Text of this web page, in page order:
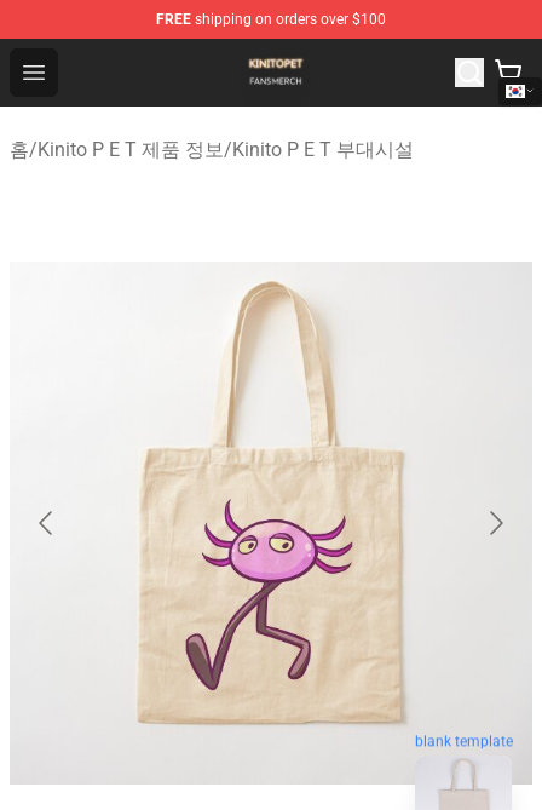
FREE shipping on orders over $100
Open menu
Kinito P E T Shop - Official Kinito P E T Merchandise
홈/Kinito P E T 제품 정보/Kinito P E T 부대시설
blank template